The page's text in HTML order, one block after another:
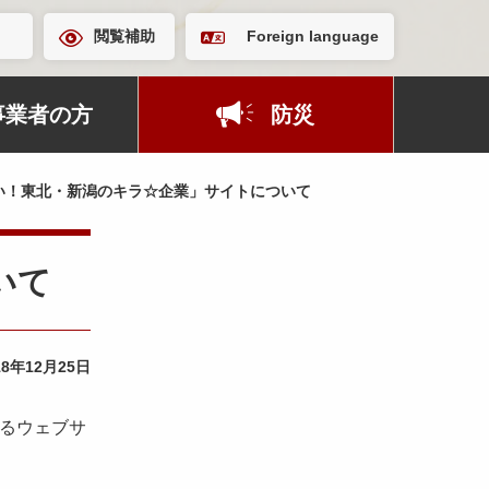
閲覧補助 Foreign language
業者の方 防災
！東北・新潟のキラ☆企業」サイトについて
て
年12月25日
ウェブサ